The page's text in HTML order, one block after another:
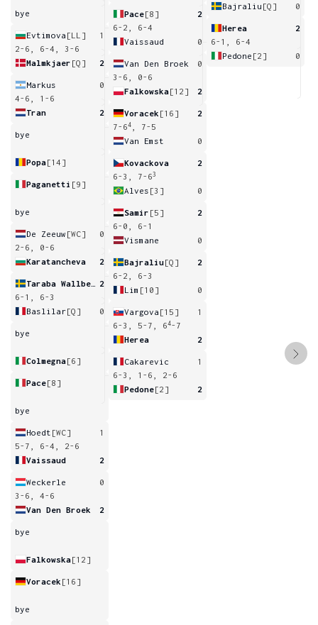
bye
Evtimova [LL]
1
2-6, 6-4, 3-6
Malmkjaer [Q] 2
Markus
0
4-6, 1-6
Tran
2
bye
Popa[14]
Paganetti [9]
bye
De Zeeuw [WC]
0
2-6, 0-6
Karatancheva
2
2
6-1, 6-3
Baslilar[Q] 0
bye
Colmegna[6]
Pace[8]
bye
Hoedt [WC]
1
5-7, 6-4, 2-6
Vaissaud
2
Weckerle
0
3-6, 4-6
Van Den Broek
2
bye
Falkowska[12]
Voracek [16]
bye
Pace[8]
2
6-2, 6-4
Vaissaud
0
Van Den Broek
0
3-6, 0-6
Falkowska[12] 2
Voracek [16]
2
7-64
, 7-5
Van Emst
0
Kovackova
2
6-3, 7-63
Alves [3] 0
Samir [5]
2
6-0, 6-1
Vismane
0
Bajraliu[Q]
2
6-2, 6-3
Lim [10] 0
Vargova [15]
1
6-3, 5-7, 64-7
Herea
2
Cakarevic
1
6-3, 1-6, 2-6
Pedone[2] 2
Bajraliu [Q] 0
Herea
2
6-1, 6-4
Pedone [2] 0